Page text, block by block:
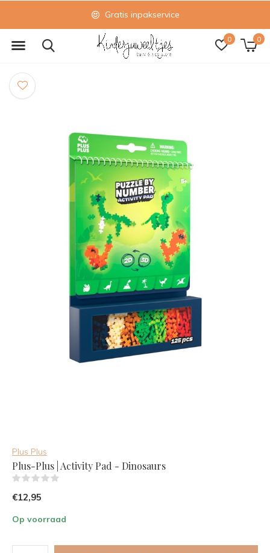
0 0
Gratis inpakservice
Plus Plus
Plus-Plus | Activity Pad - Dinosaurs
€12,95
Op voorraad